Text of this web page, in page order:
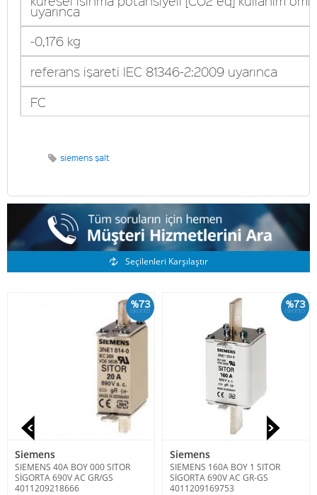
uyarınca
-0,176 kg
referans işareti IEC 81346-2:2009 uyarınca
FC
siemens şalt
Benzer Ürünler
Seçilenleri Karşılaştır
%73
İskonto
Siemens
SIEMENS 40A BOY 000 SITOR
SİGORTA 690V AC GR/GS
4011209218666
%73
İskonto
Siemens
SIEMENS 160A BOY 1 SITOR
SİGORTA 690V AC GR-GS
4011209169753